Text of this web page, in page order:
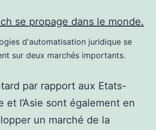
d'automatisation juridique se
sur deux marchés importants.
par rapport aux Etats-
et l’Asie sont également en
un marché de la